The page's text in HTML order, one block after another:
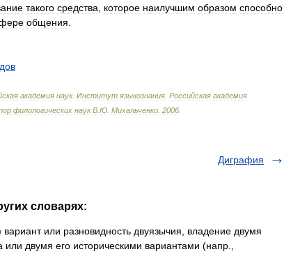
такого средства которое наилучшим образом способно
общения
академия наук. Институт языкознания Российская академия
филологических наук В Ю Михальченко 2006
Диграфия
словарях:
или разновидность двуязычия, владение двумя
двумя его историческими вариантами (напр.,